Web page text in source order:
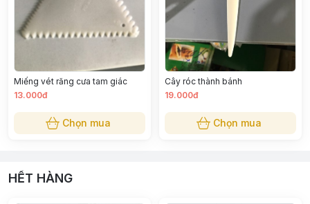
Miếng vét răng cưa tam giác
13.000đ
Chọn mua
Cây róc thành bánh
19.000đ
Chọn mua
HẾT HÀNG